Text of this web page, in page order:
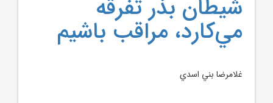
شيطان بذر تفرقه
مي‌کارد، مراقب باشيم
غلامرضا بني اسدي